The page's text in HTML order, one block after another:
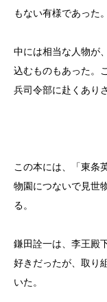
もない有様であった。
中には相当な人物が
込むものもあった。
兵司令部に赴くあり
この本には、「東条
物園につないで見世
る。
鎌田詮一は、李王殿
好きだったが、取り
いた。